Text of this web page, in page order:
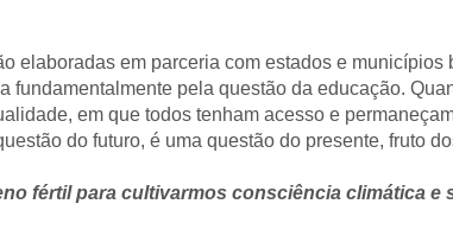
elaboradas em parceria com estados e
pela questão da educação.
em que todos tenham acesso e
do futuro, é uma questão do presente, fruto
fértil para cultivarmos consciência climática e